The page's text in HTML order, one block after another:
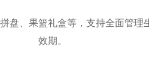
盘、果篮礼盒等，支持全面管
效期。